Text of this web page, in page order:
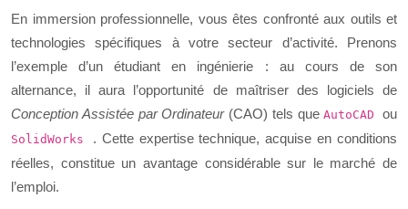
En immersion professionnelle, vous êtes confronté aux outils et
technologies spécifiques à votre secteur d’activité. Prenons
l’exemple d’un étudiant en ingénierie : au cours de son
alternance, il aura l’opportunité de maîtriser des logiciels de
Conception Assistée par Ordinateur (CAO) tels queAutoCAD ou
SolidWorks . Cette expertise technique, acquise en conditions
réelles, constitue un avantage considérable sur le marché de
l’emploi.